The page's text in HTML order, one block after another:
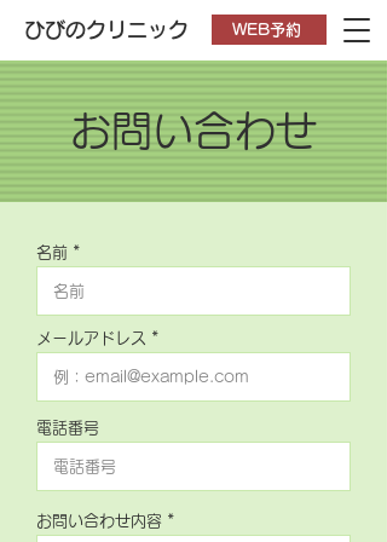
ひびのクリニック WEB予約
お問い合わせ
名前
メールアドレス
電話番号
お問い合わせ内容